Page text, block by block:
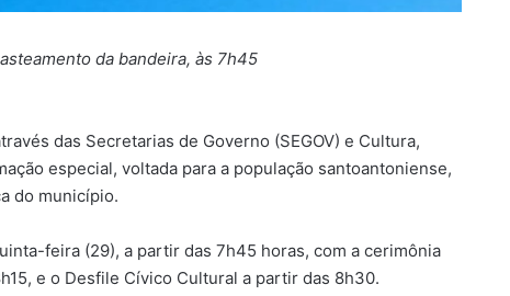
da bandeira, às 7h45
das Secretarias de Governo (SEGOV) e Cultura,
especial, voltada para a população santoantoniense,
do município.
feira (29), a partir das 7h45 horas, com a cerimônia
e o Desfile Cívico Cultural a partir das 8h30.